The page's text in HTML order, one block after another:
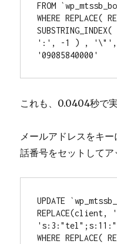
FROM
WHERE REPLACE(
':', -1 ) ,
'09085840000'
これも、0.0404秒で実
メールアドレスをキ
話番号をセットしてア
UPDATE
WHERE REPLACE(